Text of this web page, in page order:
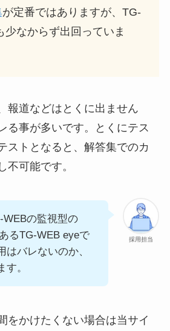
が定番ではありますが、TG-
少なからず出回っていま
報道などはとくに出ません
る事が多いです。とくにテス
ストとなると、解答集でのカ
不可能です。
採用担当
WEBの監視型の
るTG-WEB eyeで
はバレないのか、
。
をかけたくない場合は当サイ